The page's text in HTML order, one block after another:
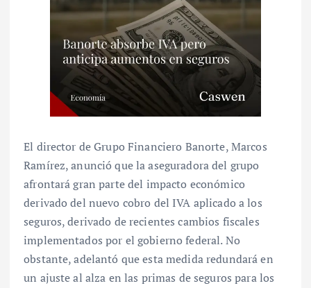
El director de Grupo Financiero Banorte, Marcos
Ramírez, anunció que la aseguradora del grupo
afrontará gran parte del impacto económico
derivado del nuevo cobro del IVA aplicado a los
seguros, derivado de recientes cambios fiscales
implementados por el gobierno federal. No
obstante, adelantó que esta medida redundará en
un ajuste al alza en las primas de seguros para los